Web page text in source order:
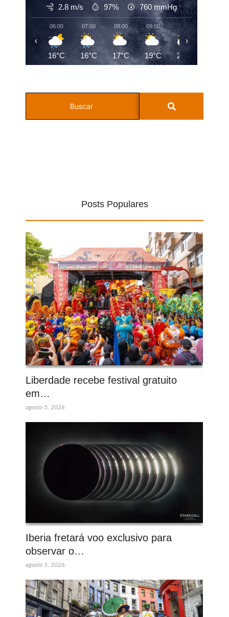
2.8 m/s 97% 760mmHg
06:00
16°C
07:00
16°C
08:00
17°C
09:00
19°C
10:00
22°C
‹ ›
Posts Populares
Liberdade recebe festival gratuito
em…
agosto 5, 2026
Iberia fretará voo exclusivo para
observar o…
agosto 5, 2026